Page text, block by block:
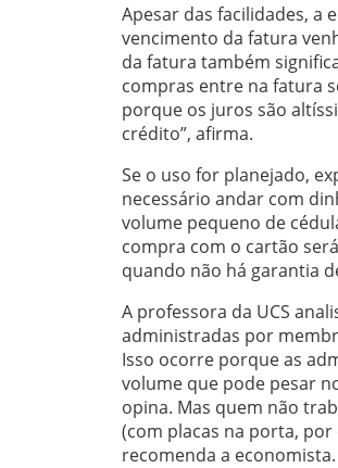
Apesar das facilidades, a
vencimento da fatura
da fatura também
compras entre na fatura
porque os juros são
crédito”, afirma.
Se o uso for planejado,
necessário andar com
volume pequeno de
compra com o cartão
quando não há garantia
A professora da UCS
administradas por
Isso ocorre porque as
volume que pode pesar
opina. Mas quem não
(com placas na porta,
recomenda a economista.